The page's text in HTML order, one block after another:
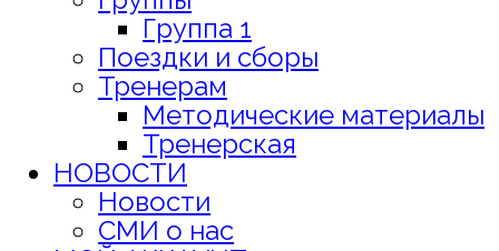
Группа 1
Поездки и сборы
Тренерам
Методические материалы
Тренерская
НОВОСТИ
Новости
СМИ о нас